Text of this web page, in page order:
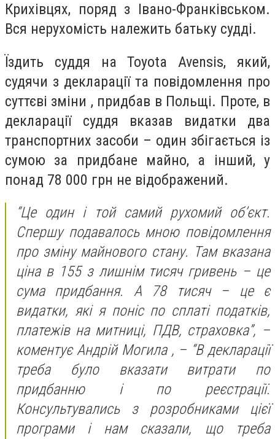
Крихівцях, поряд з Івано-Франківськом.
Вся нерухомість належить батьку судді.
Їздить суддя на Toyota Avensis, який,
судячи з декларації та повідомлення про
суттєві зміни , придбав в Польщі. Проте, в
декларації суддя вказав видатки два
транспортних засоби – один збігається із
сумою за придбане майно, а інший, у
понад 78 000 грн не відображений.
“Це один і той самий рухомий об’єкт.
Спершу подавалось мною повідомлення
про зміну майнового стану. Там вказана
ціна в 155 з лишнім тисяч гривень – це
сума придбання. А 78 тисяч – це є
видатки, які я поніс по сплаті податків,
платежів на митниці, ПДВ, страховка”, –
коментує Андрій Могила , – “В декларації
треба було вказати витрати по
придбанню і по реєстрації.
Консультувались з розробниками цієї
програми і нам сказали, що треба